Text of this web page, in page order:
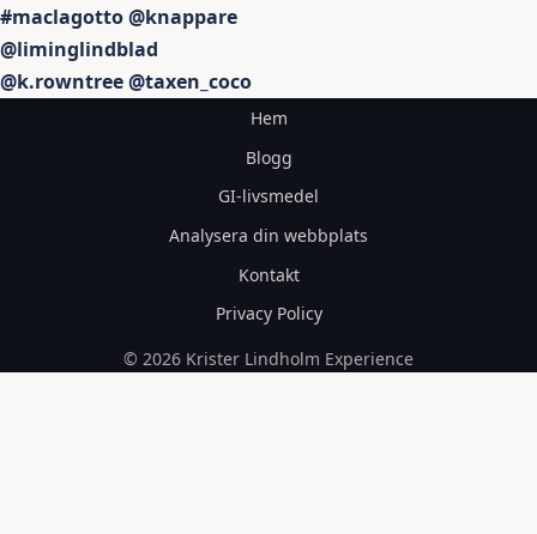
#maclagotto @knappare
@liminglindblad
@k.rowntree @taxen_coco
Hem
Blogg
GI-livsmedel
Analysera din webbplats
Kontakt
Privacy Policy
© 2026 Krister Lindholm Experience